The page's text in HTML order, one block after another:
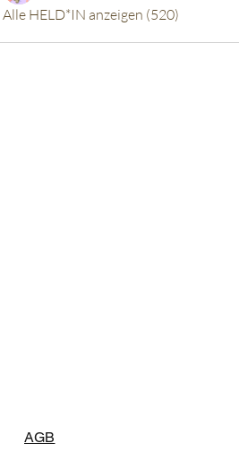
Alle HELD*IN anzeigen (520)
AGB